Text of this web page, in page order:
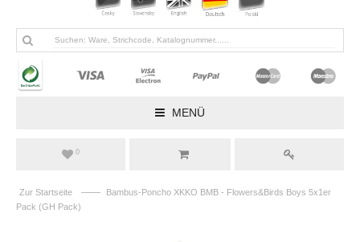
MENÜ
0
Zur Startseite ——
Bambus-Poncho XKKO BMB - Flowers&Birds Boys 5x1er
Pack (GH Pack)